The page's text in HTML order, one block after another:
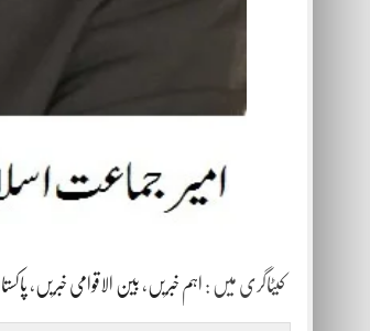
کیٹاگری میں : اہم خبریں، بین الاقوامی خبریں،